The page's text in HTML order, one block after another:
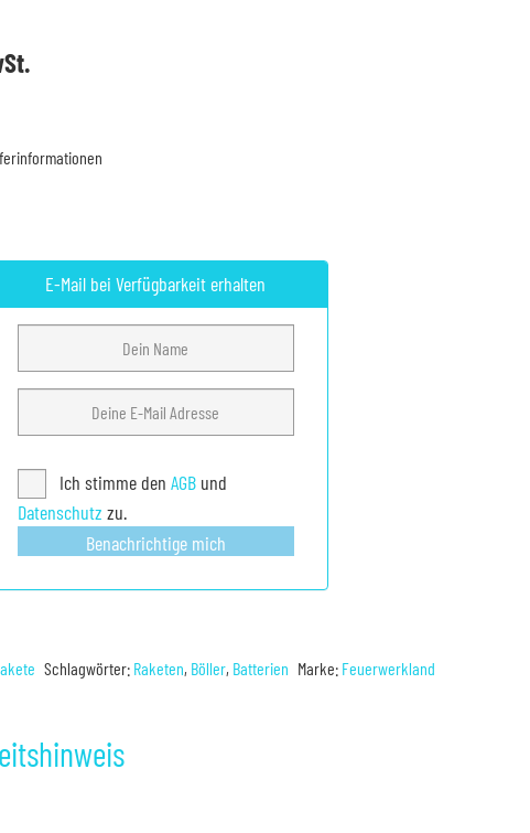
E-Mail bei Verfügbarkeit erhalten
Ich stimme den AGB und
Datenschutz zu.
Benachrichtige mich
Schlagwörter: Raketen, Böller, Batterien Marke: Feuerwerkland